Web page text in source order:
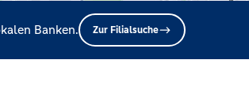
Banken. Zur Filialsuche